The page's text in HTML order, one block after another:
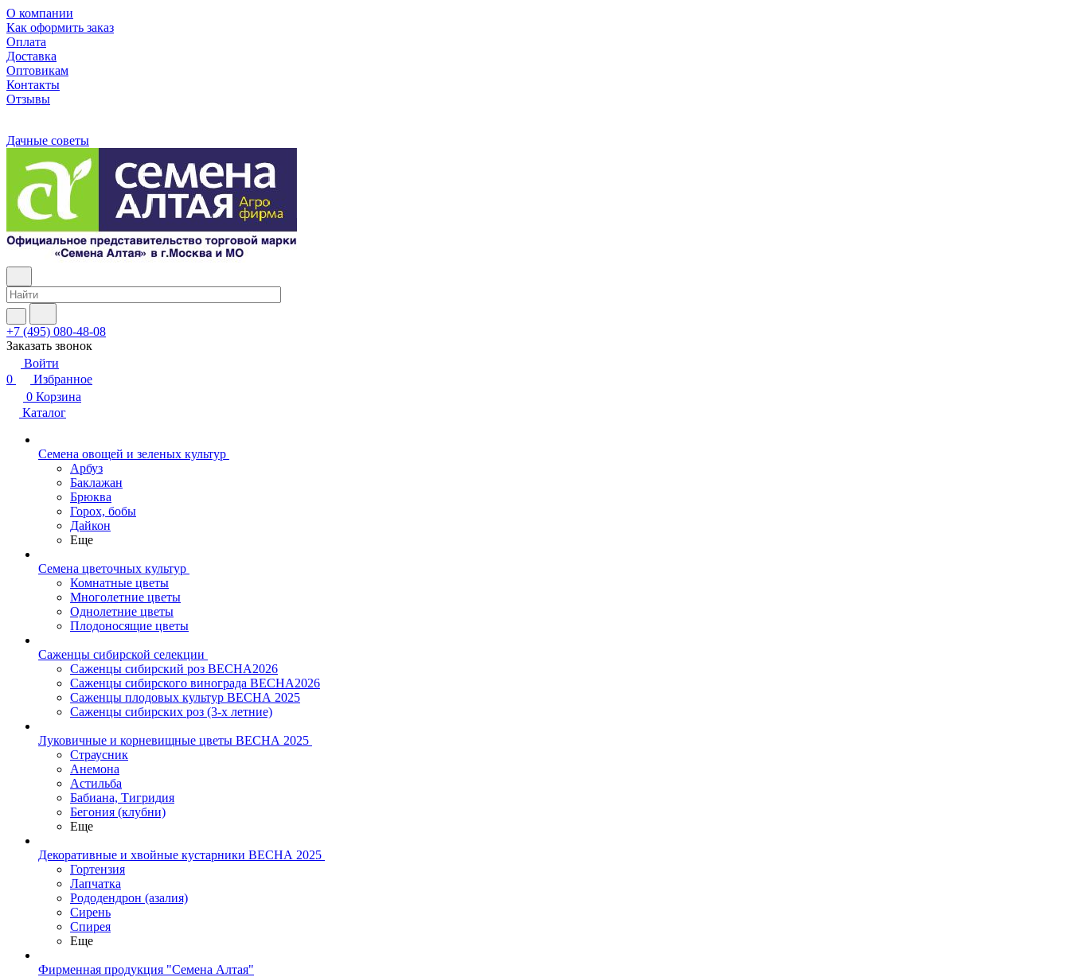
О компании
Как оформить заказ
Оплата
Доставка
Оптовикам
Контакты
Отзывы
Дачные советы
+7 (495) 080-48-08
Заказать звонок
Войти
0
Избранное
0 Корзина
Каталог
Семена овощей и зеленых культур
Арбуз
Баклажан
Брюква
Горох, бобы
Дайкон
Еще
Семена цветочных культур
Комнатные цветы
Многолетние цветы
Однолетние цветы
Плодоносящие цветы
Саженцы сибирской селекции
Саженцы сибирский роз ВЕСНА2026
Саженцы сибирского винограда ВЕСНА2026
Саженцы плодовых культур ВЕСНА 2025
Саженцы сибирских роз (3-х летние)
Луковичные и корневищные цветы ВЕСНА 2025
Страусник
Анемона
Астильба
Бабиана, Тигридия
Бегония (клубни)
Еще
Декоративные и хвойные кустарники ВЕСНА 2025
Гортензия
Лапчатка
Рододендрон (азалия)
Сирень
Спирея
Еще
Фирменная продукция "Семена Алтая"